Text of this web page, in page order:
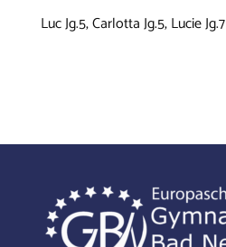
Luc Jg.5, Carlotta Jg.5, Lucie Jg.7